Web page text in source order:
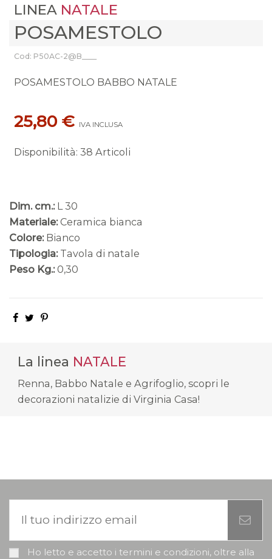
LINEA NATALE
POSAMESTOLO
Cod: P50AC-2@B____
POSAMESTOLO BABBO NATALE
25,80 € IVA INCLUSA
Disponibilità: 38 Articoli
Dim. cm.: L 30
Materiale: Ceramica bianca
Colore: Bianco
Tipologia: Tavola di natale
Peso Kg.: 0,30
La linea NATALE
Renna, Babbo Natale e Agrifoglio, scopri le
decorazioni natalizie di Virginia Casa!
Ho letto e accetto i termini e condizioni, oltre alla